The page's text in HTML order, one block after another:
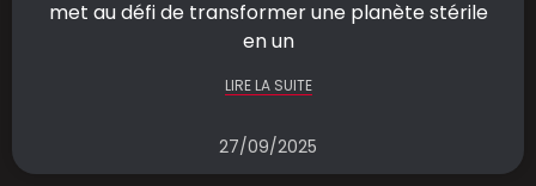
met au défi de transformer une planète stérile
en un
LIRE LA SUITE
27/09/2025